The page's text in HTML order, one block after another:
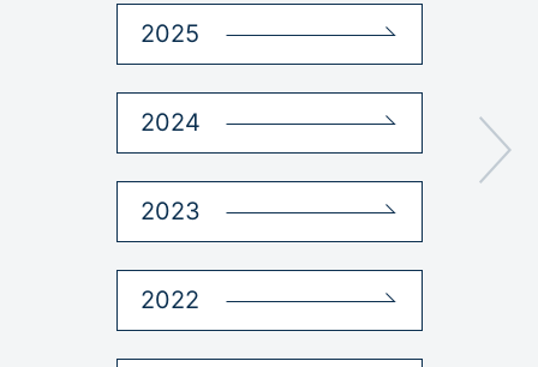
2025
2024
2023
2022